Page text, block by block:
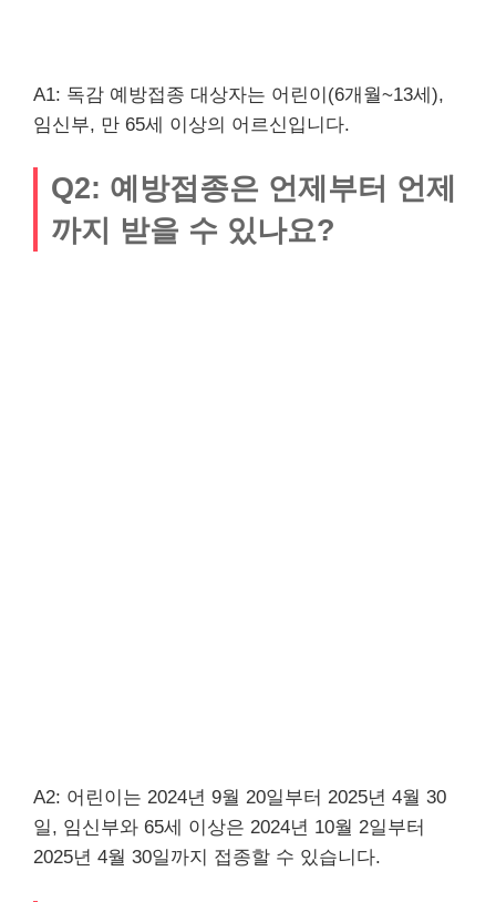
A1: 독감 예방접종 대상자는 어린이(6개월~13세),
임신부, 만 65세 이상의 어르신입니다.
Q2: 예방접종은 언제부터 언제
까지 받을 수 있나요?
A2: 어린이는 2024년 9월 20일부터 2025년 4월 30
일, 임신부와 65세 이상은 2024년 10월 2일부터
2025년 4월 30일까지 접종할 수 있습니다.